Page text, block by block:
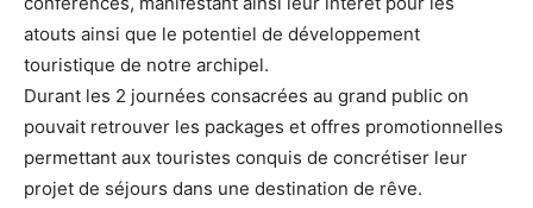
atouts ainsi que le potentiel de développement
touristique de notre archipel.
Durant les 2 journées consacrées au grand public on
pouvait retrouver les packages et offres promotionnelles
permettant aux touristes conquis de concrétiser leur
projet de séjours dans une destination de rêve.